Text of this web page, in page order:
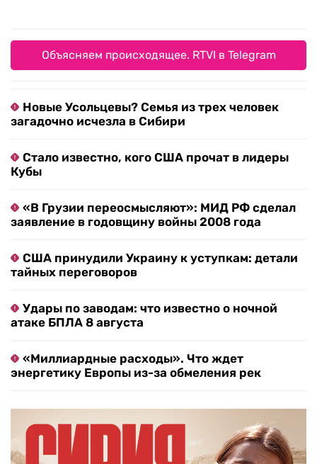
Объясняем происходящее. RTVI в Telegram
Новые Усольцевы? Семья из трех человек
загадочно исчезла в Сибири
Стало известно, кого США прочат в лидеры
Кубы
«В Грузии переосмысляют»: МИД РФ сделал
заявление в годовщину войны 2008 года
США принудили Украину к уступкам: детали
тайных переговоров
Удары по заводам: что известно о ночной
атаке БПЛА 8 августа
«Миллиардные расходы». Что ждет
энергетику Европы из-за обмеления рек